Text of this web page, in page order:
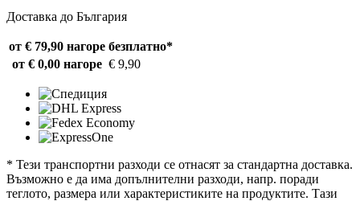
Доставка до България
от € 79,90 нагоре безплатно*
от € 0,00 нагоре € 9,90
* Тези транспортни разходи се отнасят за стандартна доставка.
Възможно е да има допълнителни разходи, напр. поради
теглото, размера или характеристиките на продуктите. Тази